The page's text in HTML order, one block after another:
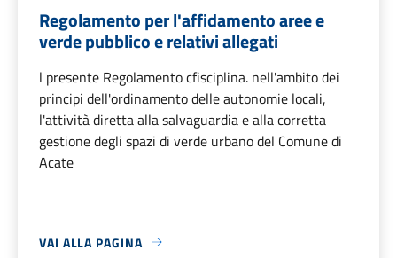
Regolamento per l'affidamento aree e
verde pubblico e relativi allegati
l presente Regolamento cfisciplina. nell'ambito dei
principi dell'ordinamento delle autonomie locali,
l'attività diretta alla salvaguardia e alla corretta
gestione degli spazi di verde urbano del Comune di
Acate
VAI ALLA PAGINA